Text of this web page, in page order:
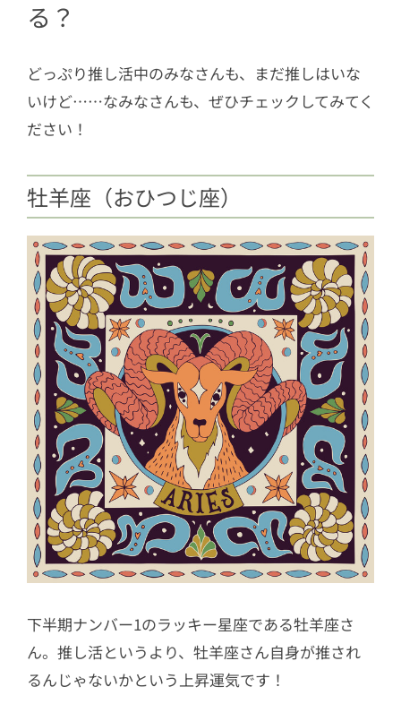
る？
どっぷり推し活中のみなさんも、まだ推しはいな
いけど……なみなさんも、ぜひチェックしてみてく
ださい！
牡羊座（おひつじ座）
下半期ナンバー1のラッキー星座である牡羊座さ
ん。推し活というより、牡羊座さん自身が推され
るんじゃないかという上昇運気です！